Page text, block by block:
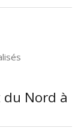
Nord à